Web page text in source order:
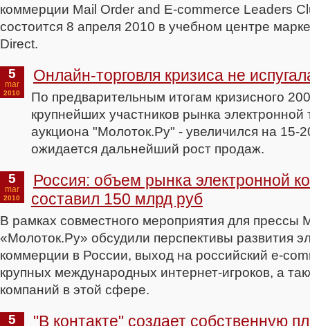
коммерции Mail Order and E-commerce Leaders
состоится 8 апреля 2010 в учебном центре
Direct.
5
mar
2010
Онлайн-торговля кризиса не
По предварительным итогам кризисного
крупнейших участников рынка электронной
аукциона "Молоток.Ру" - увеличился на 15-
ожидается дальнейший рост продаж.
5
mar
2010
Россия: объем рынка электронной
составил 150 млрд руб
В рамках совместного мероприятия для прессы
«Молоток.Ру» обсудили перспективы развития
коммерции в России, выход на российский e-
крупных международных интернет-игроков, а
компаний в этой сфере.
5 "В контакте" создает собственную